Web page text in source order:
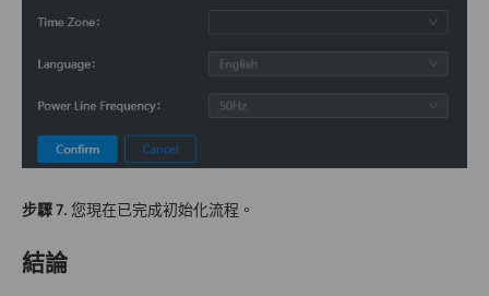
步驟 7. 您現在已完成初始化流程。
結論